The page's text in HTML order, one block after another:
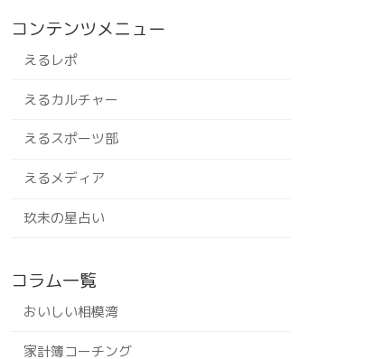
コンテンツメニュー
えるレポ
えるカルチャー
えるスポーツ部
えるメディア
玖未の星占い
コラム一覧
おいしい相模湾
家計簿コーチング